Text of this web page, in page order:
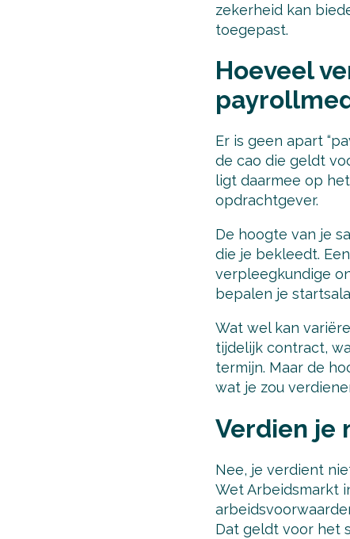
zekerheid kan
toegepast.
Hoeveel
Er is geen apart
de cao die geldt
ligt daarmee op
opdrachtgever.
De hoogte van je
die je bekleedt.
verpleegkundige
bepalen je
Wat wel kan
tijdelijk contract,
termijn. Maar de
wat je zou
Verdien je
Nee, je verdient
Wet Arbeidsmarkt
Dat geldt voor het